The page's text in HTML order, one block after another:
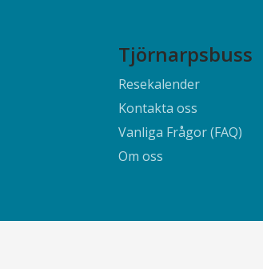
Tjörnarpsbuss
Resekalender
Kontakta oss
Vanliga Frågor (FAQ)
Om oss